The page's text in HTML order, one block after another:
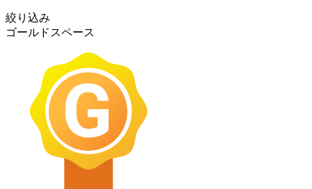
絞り込み
ゴールドスペース